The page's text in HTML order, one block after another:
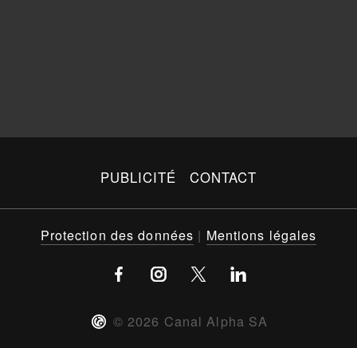
PUBLICITÉ CONTACT
© 2026 Canal Alpha SA
Protection des données | Mentions légales